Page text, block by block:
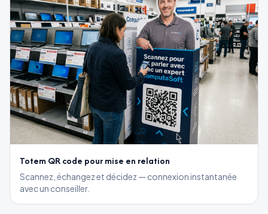
Totem QR code pour mise en relation
Scannez, échangez et décidez — connexion instantanée
avec un conseiller.